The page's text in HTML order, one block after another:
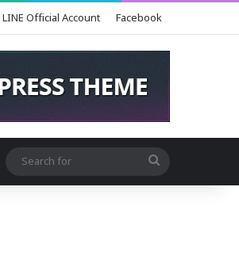
LINE Official Account Facebook
Search
for